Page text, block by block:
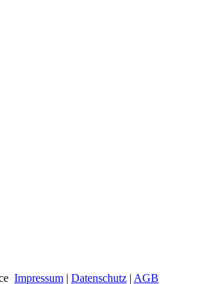
Impressum | Datenschutz | AGB